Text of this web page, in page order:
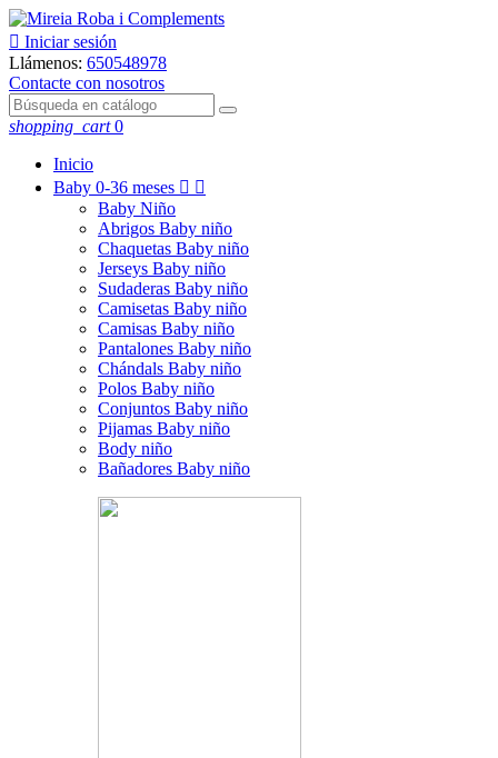
 Iniciar sesión
Llámenos: 650548978
Contacte con nosotros
shopping_cart 0
Inicio
Baby 0-36 meses  
Baby Niño
Abrigos Baby niño
Chaquetas Baby niño
Jerseys Baby niño
Sudaderas Baby niño
Camisetas Baby niño
Camisas Baby niño
Pantalones Baby niño
Chándals Baby niño
Polos Baby niño
Conjuntos Baby niño
Pijamas Baby niño
Body niño
Bañadores Baby niño